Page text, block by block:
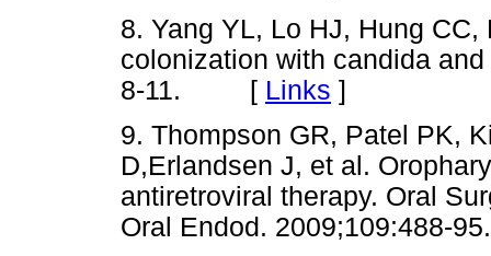
8. Yang YL, Lo HJ, Hung
colonization with candida
8-11. [ Links ]
9. Thompson GR, Patel PK,
D,Erlandsen J, et al.
antiretroviral therapy. Oral
Oral Endod.